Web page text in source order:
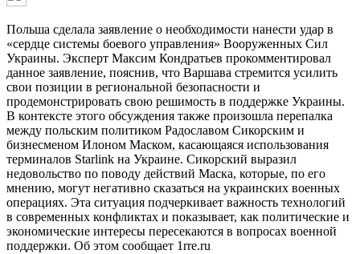
Польша сделала заявление о необходимости нанести удар в
«сердце системы боевого управления» Вооруженных Сил
Украины. Эксперт Максим Кондратьев прокомментировал
данное заявление, пояснив, что Варшава стремится усилить
свои позиции в региональной безопасности и
продемонстрировать свою решимость в поддержке Украины.
В контексте этого обсуждения также произошла перепалка
между польским политиком Радославом Сикорским и
бизнесменом Илоном Маском, касающаяся использования
терминалов Starlink на Украине. Сикорский выразил
недовольство по поводу действий Маска, которые, по его
мнению, могут негативно сказаться на украинских военных
операциях. Эта ситуация подчеркивает важность технологий
в современных конфликтах и показывает, как политические и
экономические интересы пересекаются в вопросах военной
поддержки. Об этом сообщает 1rre.ru